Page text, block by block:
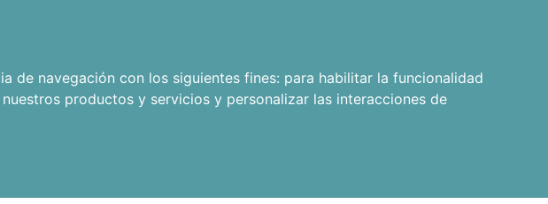
de navegación con los siguientes fines: para habilitar la funcionalidad
productos y servicios y personalizar las interacciones de